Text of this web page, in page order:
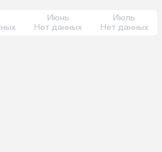
Июнь
Нет данных
Июль
Нет данных